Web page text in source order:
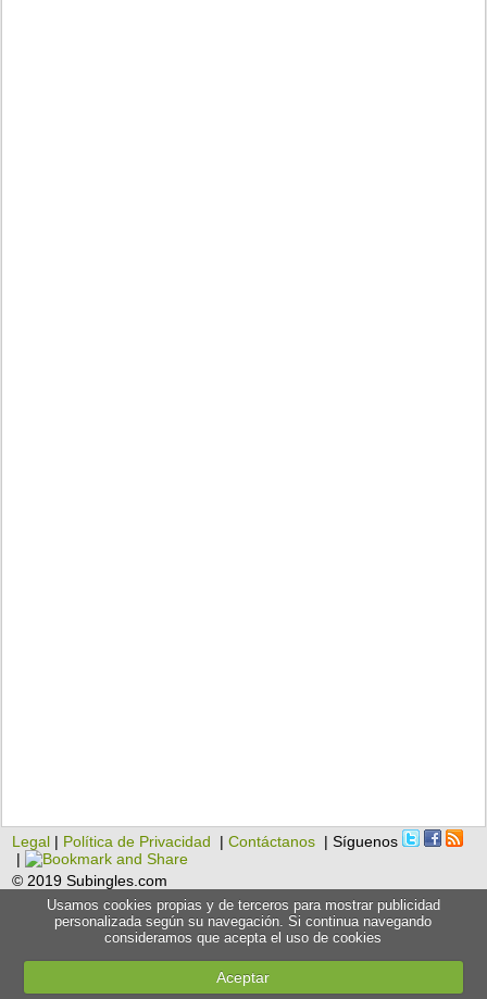
Legal | Política de Privacidad |Contáctanos | Síguenos
|
© 2019 Subingles.com
Usamos cookies propias y de terceros para mostrar publicidad
personalizada según su navegación. Si continua navegando
consideramos que acepta el uso de cookies
Aceptar